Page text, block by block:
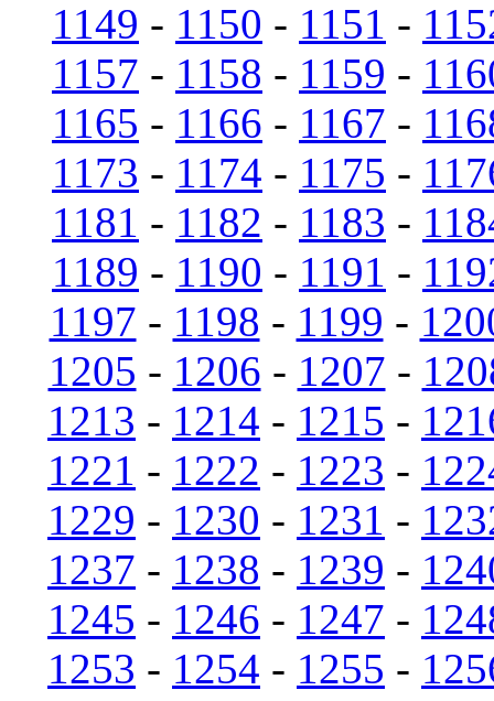
1149 - 1150 - 1151 -
1157 - 1158 - 1159 -
1165 - 1166 - 1167 -
1173 - 1174 - 1175 -
1181 - 1182 - 1183 -
1189 - 1190 - 1191 -
1197 - 1198 - 1199 -
1205 - 1206 - 1207 -
1213 - 1214 - 1215 -
1221 - 1222 - 1223 -
1229 - 1230 - 1231 -
1237 - 1238 - 1239 -
1245 - 1246 - 1247 -
1253 - 1254 - 1255 -